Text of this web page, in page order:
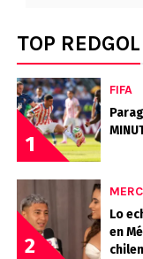
TOP REDGOL
1
FIFA
2
Lo
en